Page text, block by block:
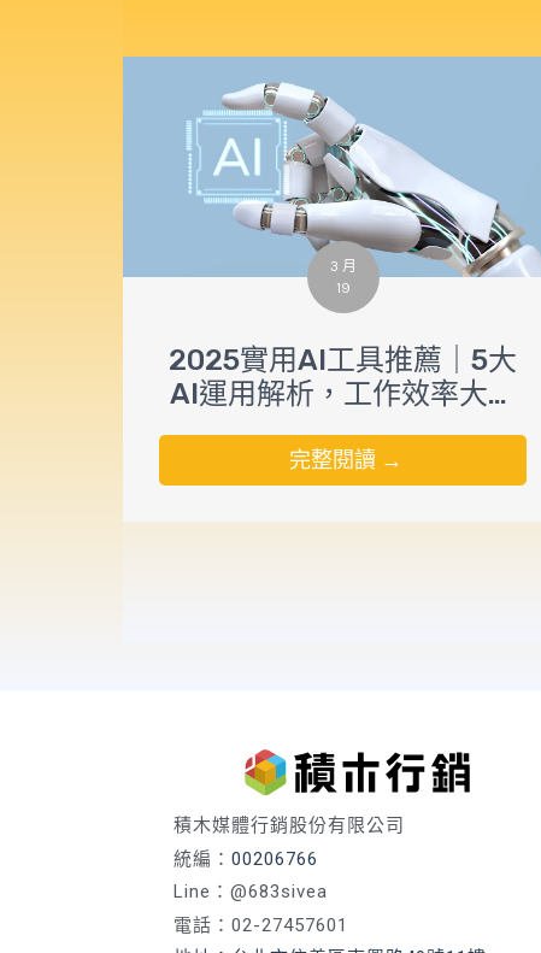
3 月
19
2025實用AI工具推薦｜5大
AI運用解析，工作效率大提
升！
完整閱讀 →
積木媒體行銷股份有限公司
統編：00206766
Line：@683sivea
電話：02-27457601